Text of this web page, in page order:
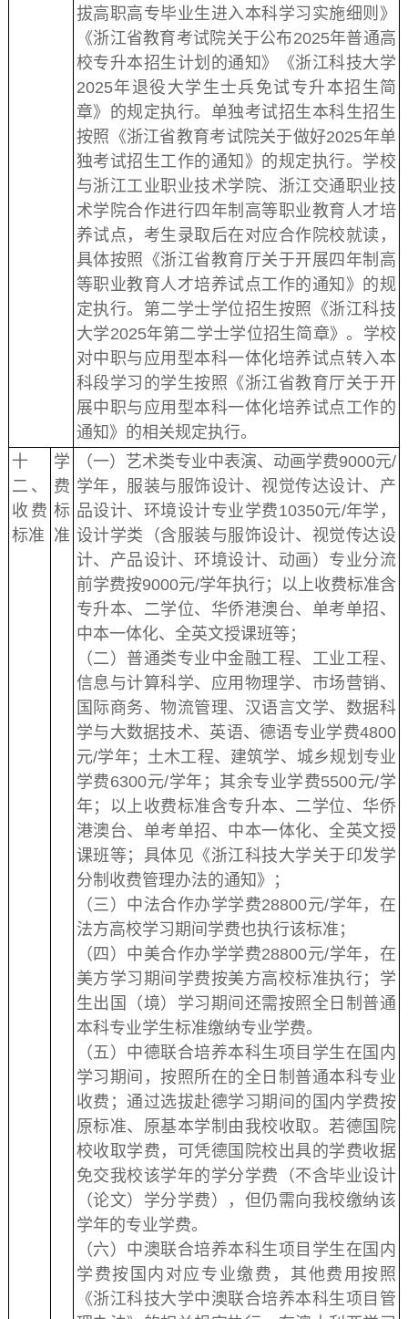
拔高职高专毕业生进入本科学习实施细则》
《浙江省教育考试院关于公布2025年普通高
校专升本招生计划的通知》《浙江科技大学
2025年退役大学生士兵免试专升本招生简
章》的规定执行。单独考试招生本科生招生
按照《浙江省教育考试院关于做好2025年单
独考试招生工作的通知》的规定执行。学校
与浙江工业职业技术学院、浙江交通职业技
术学院合作进行四年制高等职业教育人才培
养试点，考生录取后在对应合作院校就读，
具体按照《浙江省教育厅关于开展四年制高
等职业教育人才培养试点工作的通知》的规
定执行。第二学士学位招生按照《浙江科技
大学2025年第二学士学位招生简章》。学校
对中职与应用型本科一体化培养试点转入本
科段学习的学生按照《浙江省教育厅关于开
展中职与应用型本科一体化培养试点工作的
通知》的相关规定执行。
十
二、
收费
标准
学
费
标
准
（一）艺术类专业中表演、动画学费9000元/
学年，服装与服饰设计、视觉传达设计、产
品设计、环境设计专业学费10350元/年学，
设计学类（含服装与服饰设计、视觉传达设
计、产品设计、环境设计、动画）专业分流
前学费按9000元/学年执行；以上收费标准含
专升本、二学位、华侨港澳台、单考单招、
中本一体化、全英文授课班等；
（二）普通类专业中金融工程、工业工程、
信息与计算科学、应用物理学、市场营销、
国际商务、物流管理、汉语言文学、数据科
学与大数据技术、英语、德语专业学费4800
元/学年；土木工程、建筑学、城乡规划专业
学费6300元/学年；其余专业学费5500元/学
年；以上收费标准含专升本、二学位、华侨
港澳台、单考单招、中本一体化、全英文授
课班等；具体见《浙江科技大学关于印发学
分制收费管理办法的通知》；
（三）中法合作办学学费28800元/学年，在
法方高校学习期间学费也执行该标准；
（四）中美合作办学学费28800元/学年，在
美方学习期间学费按美方高校标准执行；学
生出国（境）学习期间还需按照全日制普通
本科专业学生标准缴纳专业学费。
（五）中德联合培养本科生项目学生在国内
学习期间，按照所在的全日制普通本科专业
收费；通过选拔赴德学习期间的国内学费按
原标准、原基本学制由我校收取。若德国院
校收取学费，可凭德国院校出具的学费收据
免交我校该学年的学分学费（不含毕业设计
（论文）学分学费），但仍需向我校缴纳该
学年的专业学费。
（六）中澳联合培养本科生项目学生在国内
学费按国内对应专业缴费，其他费用按照
《浙江科技大学中澳联合培养本科生项目管